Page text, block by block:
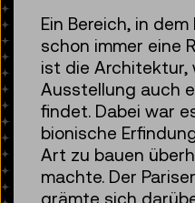
Ein Bereich, in
schon immer eine
ist die Architektur,
Ausstellung auch
findet. Dabei war
bionische
Art zu bauen
machte. Der
grämte sich